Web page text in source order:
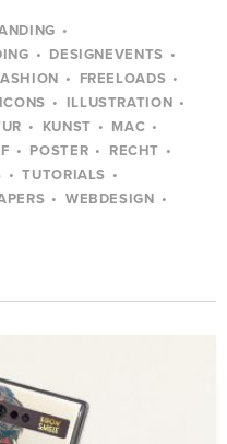
DESIGNEVENTS
FREELOADS
ICONS
ILLUSTRATION
KUNST
MAC
POSTER
RECHT
TUTORIALS
WEBDESIGN